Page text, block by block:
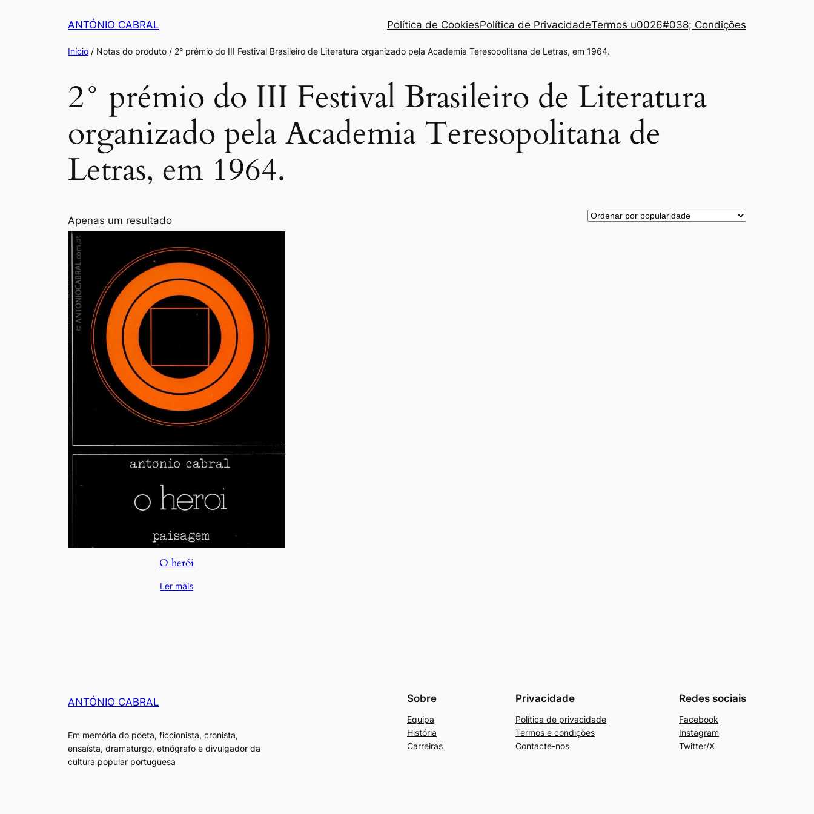
ANTÓNIO CABRAL Política de CookiesPolítica de PrivacidadeTermos u0026#038; Condições
Início / Notas do produto / 2° prémio do III Festival Brasileiro de Literatura organizado pela Academia Teresopolitana de Letras, em 1964.
2° prémio do III Festival Brasileiro de Literatura
organizado pela Academia Teresopolitana de
Letras, em 1964.
Apenas um resultado
O herói
Ler mais
ANTÓNIO CABRAL
Em memória do poeta, ficcionista, cronista,
ensaísta, dramaturgo, etnógrafo e divulgador da
cultura popular portuguesa
Sobre
Equipa
História
Carreiras
Privacidade
Política de privacidade
Termos e condições
Contacte-nos
Redes sociais
Facebook
Instagram
Twitter/X